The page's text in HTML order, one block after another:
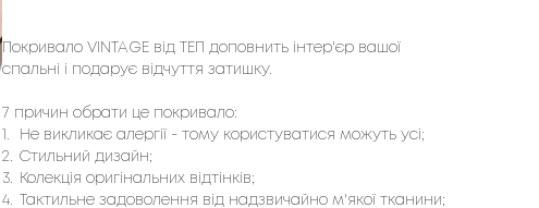
Покривало VINTAGE від ТЕП доповнить інтер'єр вашої
спальні і подарує відчуття затишку.
7 причин обрати це покривало:
Не викликає алергії - тому користуватися можуть усі;
2.
Стильний дизайн;
3.
Колекція оригінальних відтінків;
4.
Тактильне задоволення від надзвичайно м'якої тканини;